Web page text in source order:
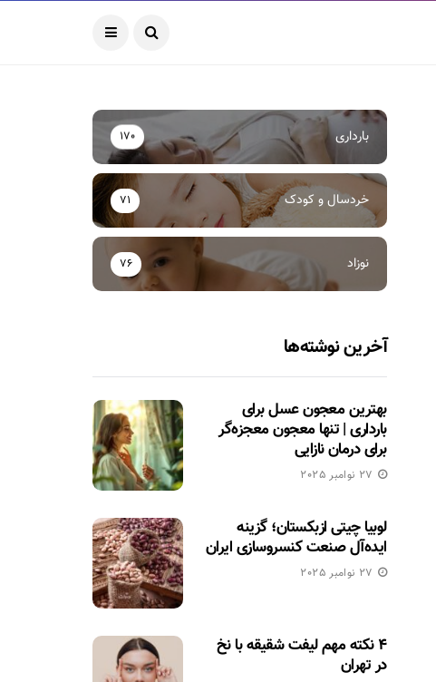
بارداری 170
خردسال و کودک 71
نوزاد 76
آخرین نوشته‌ها
بهترین معجون عسل برای
بارداری | تنها معجون معجزه‌گر
برای درمان نازایی
27 نوامبر 2025
لوبیا چیتی ازبکستان؛ گزینه
ایده‌آل صنعت کنسروسازی ایران
27 نوامبر 2025
۴ نکته مهم لیفت شقیقه با نخ
در تهران